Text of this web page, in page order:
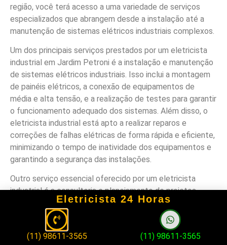
região, você terá acesso a uma variedade de serviços
especializados que abrangem desde a instalação até a
manutenção de sistemas elétricos industriais complexos.
Um dos principais serviços prestados por um eletricista
industrial em Jardim Petroni é a instalação e manutenção
de sistemas elétricos industriais. Isso inclui a montagem
de painéis elétricos, a conexão de equipamentos de
média e alta tensão, e a realização de testes para garantir
o funcionamento adequado dos sistemas. Além disso, o
eletricista industrial está apto a realizar reparos e
correções de falhas elétricas de forma rápida e eficiente,
minimizando o tempo de inatividade dos equipamentos e
garantindo a segurança das instalações.
Outro serviço essencial oferecido por um eletricista
industrial é a consultoria e planejamento de projetos
elétricos. Com sua expertise e conhecimento técnico, o
eletricista industrial pode auxiliar na elaboração de
projetos elétricos industriais, desde a análise de
requisitos técnicos até o dimensionamento de sistemas e
Eletricista 24 Horas
(11) 98611-3565 (11) 98611-3565